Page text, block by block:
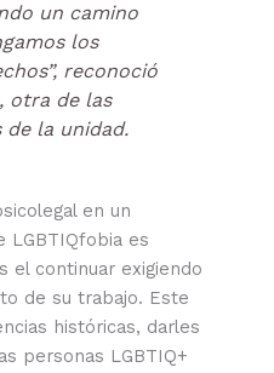
un camino
los
reconoció
otra de las
de la unidad.
en un
es
el continuar exigiendo
de su trabajo. Este
históricas, darles
personas LGBTIQ+